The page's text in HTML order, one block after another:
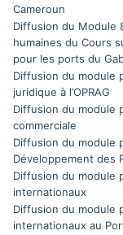
Cameroun
Diffusion du Module
humaines du Cours
pour les ports du
Diffusion du module
juridique à l’OPRAG
Diffusion du module
commerciale
Diffusion du module
Développement des
Diffusion du module
internationaux
Diffusion du module
internationaux au